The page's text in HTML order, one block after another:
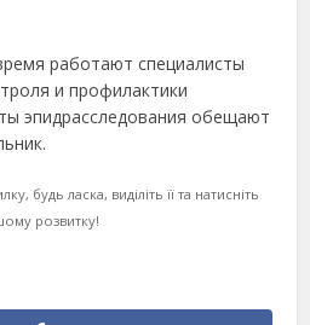
работают специалисты
и профилактики
эпидрасследования обещают
будь ласка, виділіть її та натисніть
розвитку!